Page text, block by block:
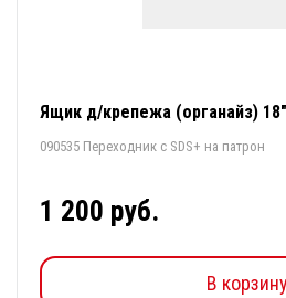
Ящик д/крепежа (органайз)
090535 Переходник с SDS+ на патрон
1 200 руб.
В корзину